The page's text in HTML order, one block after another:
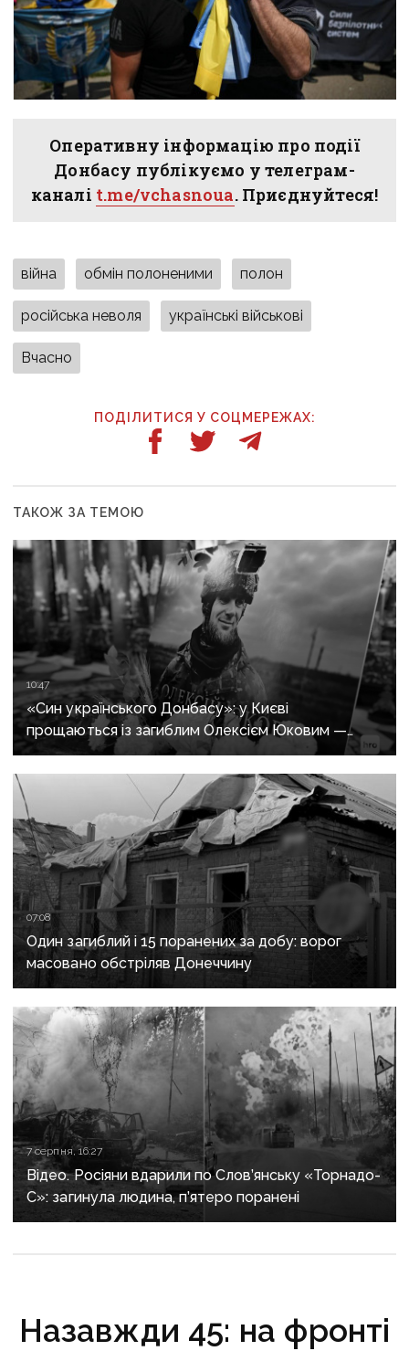
Оперативну інформацію про події
Донбасу публікуємо у телеграм-
каналі t.me/vchasnoua. Приєднуйтеся!
війна обмін полоненими полон
російська неволя українські військові
Вчасно
ПОДІЛИТИСЯ У СОЦМЕРЕЖАХ:
ТАКОЖ ЗА ТЕМОЮ
10:47
«Син українського Донбасу»: у Києві
прощаються із загиблим Олексієм Юковим —
пошуковцем загону «Плацдарм»
07:08
Один загиблий і 15 поранених за добу: ворог
масовано обстріляв Донеччину
7 серпня, 16:27
Відео. Росіяни вдарили по Слов’янську «Торнадо-
С»: загинула людина, п’ятеро поранені
Назавжди 45: на фронті